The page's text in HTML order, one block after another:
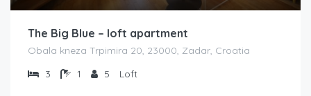
The Big Blue – loft apartment
Obala kneza Trpimira 20, 23000, Zadar, Croatia
3
1 5 Loft